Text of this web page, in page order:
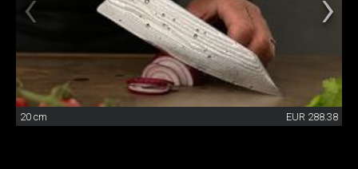
20 cm EUR 288.38